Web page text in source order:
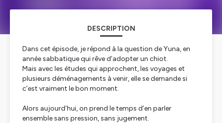
DESCRIPTION
Dans cet épisode, je répond à la question de Yuna, en
année sabbatique qui rêve d’adopter un chiot.
Mais avec les études qui approchent, les voyages et
plusieurs déménagements à venir, elle se demande si
c’est vraiment le bon moment.
Alors aujourd’hui, on prend le temps d’en parler
ensemble sans pression, sans jugement.